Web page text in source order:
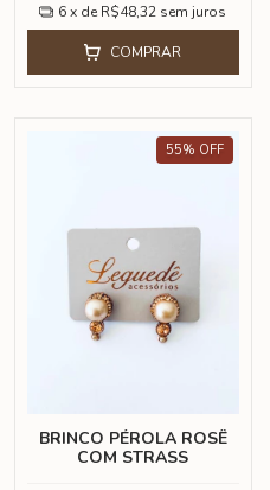
6 x de R$48,32 sem juros
COMPRAR
55% OFF
BRINCO PÉROLA ROSÊ
COM STRASS